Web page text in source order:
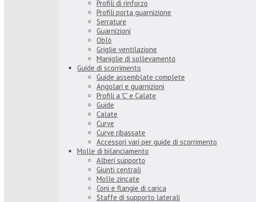
Profili di rinforzo
Profili porta guarnizione
Serrature
Guarnizioni
Oblò
Griglie ventilazione
Maniglie di sollevamento
Guide di scorrimento
Guide assemblate complete
Angolari e guarnizioni
Profili a 'C' e Calate
Guide
Calate
Curve
Curve ribassate
Accessori vari per guide di scorrimento
Molle di bilanciamento
Alberi supporto
Giunti centrali
Molle zincate
Coni e flangie di carica
Staffe di supporto laterali